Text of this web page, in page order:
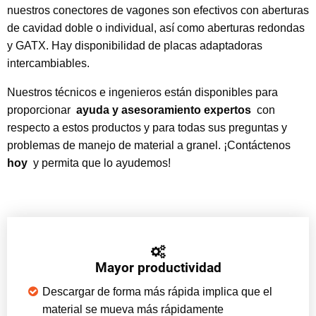
nuestros conectores de vagones son efectivos con aberturas
de cavidad doble o individual, así como aberturas redondas
y GATX. Hay disponibilidad de placas adaptadoras
intercambiables.
Nuestros técnicos e ingenieros están disponibles para
proporcionar ayuda y asesoramiento expertos con
respecto a estos productos y para todas sus preguntas y
problemas de manejo de material a granel. ¡Contáctenos
hoy y permita que lo ayudemos!
Mayor productividad
Descargar de forma más rápida implica que el
material se mueva más rápidamente